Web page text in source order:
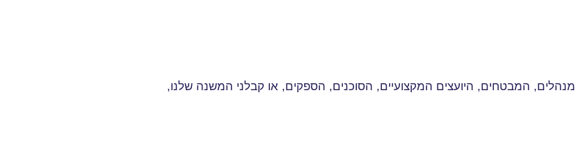
המבטחים, היועצים המקצועיים, הסוכנים, הספקים, או קבלני המשנה שלנו,